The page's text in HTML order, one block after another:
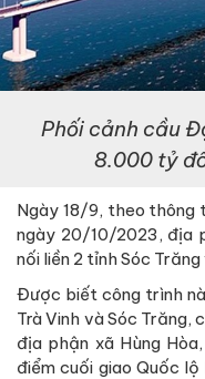
Phối cảnh cầu
8.000 tỷ
Ngày 18/9, theo thông
ngày 20/10/2023, địa
nối liền 2 tỉnh Sóc Trăng
Được biết công trình
Trà Vinh và Sóc
địa phận xã Hùng
điểm cuối giao Quốc